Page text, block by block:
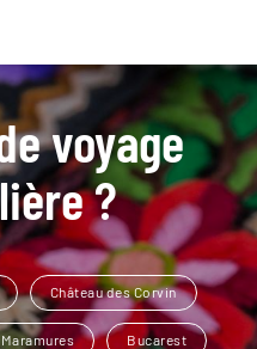
voyage
?
Château des Corvin
Maramures Bucarest